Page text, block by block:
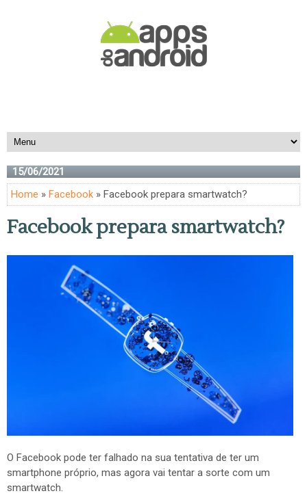
15/06/2021
Home » Facebook » Facebook prepara smartwatch?
Facebook prepara smartwatch?
O Facebook pode ter falhado na sua tentativa de ter um
smartphone próprio, mas agora vai tentar a sorte com um
smartwatch.